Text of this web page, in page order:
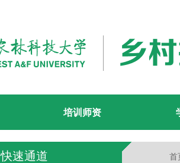
培训师资
快速通道 首